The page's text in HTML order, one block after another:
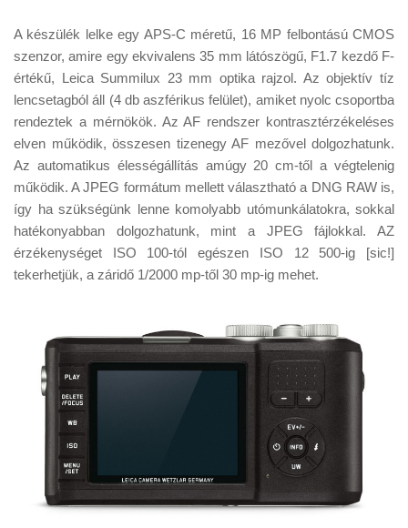
A készülék lelke egy APS-C méretű, 16 MP felbontású CMOS
szenzor, amire egy ekvivalens 35 mm látószögű, F1.7 kezdő F-
értékű, Leica Summilux 23 mm optika rajzol. Az objektív tíz
lencsetagból áll (4 db aszférikus felület), amiket nyolc csoportba
rendeztek a mérnökök. Az AF rendszer kontrasztérzékeléses
elven működik, összesen tizenegy AF mezővel dolgozhatunk.
Az automatikus élességállítás amúgy 20 cm-től a végtelenig
működik. A JPEG formátum mellett választható a DNG RAW is,
így ha szükségünk lenne komolyabb utómunkálatokra, sokkal
hatékonyabban dolgozhatunk, mint a JPEG fájlokkal. AZ
érzékenységet ISO 100-tól egészen ISO 12 500-ig [sic!]
tekerhetjük, a záridő 1/2000 mp-től 30 mp-ig mehet.